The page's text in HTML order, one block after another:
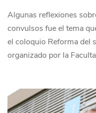
Algunas reflexiones
convulsos fue el tema
el coloquio Reforma del
organizado por la